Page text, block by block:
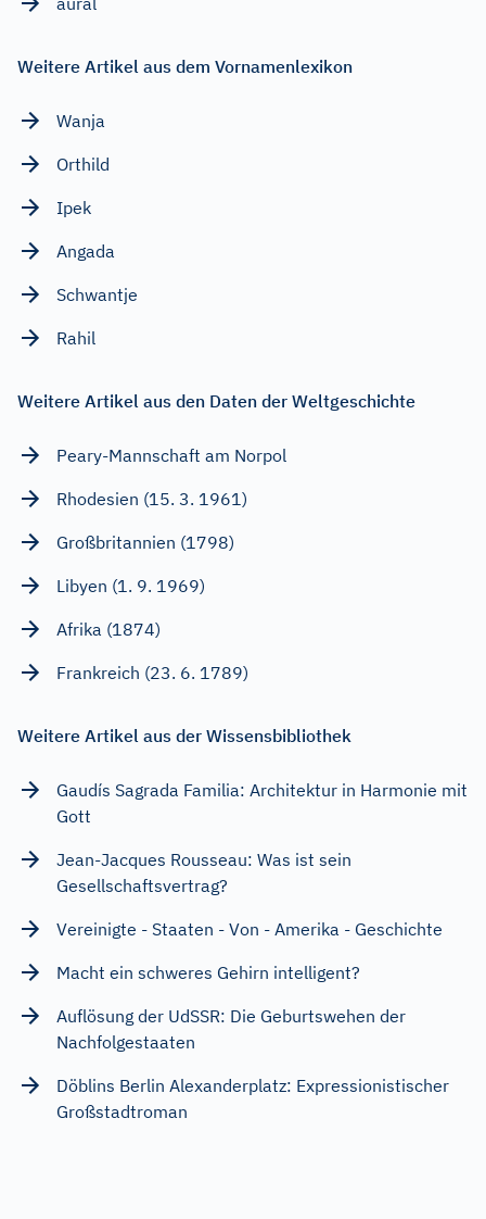
Weitere Artikel aus dem Vornamenlexikon
Wanja
Orthild
Ipek
Angada
Schwantje
Rahil
Weitere Artikel aus den Daten der Weltgeschichte
Peary-Mannschaft am Norpol
Rhodesien (15. 3. 1961)
Großbritannien (1798)
Libyen (1. 9. 1969)
Afrika (1874)
Frankreich (23. 6. 1789)
Weitere Artikel aus der Wissensbibliothek
Gaudís Sagrada Familia: Architektur in Harmonie mit
Gott
Jean-Jacques Rousseau: Was ist sein
Gesellschaftsvertrag?
Vereinigte - Staaten - Von - Amerika - Geschichte
Macht ein schweres Gehirn intelligent?
Auflösung der UdSSR: Die Geburtswehen der
Nachfolgestaaten
Döblins Berlin Alexanderplatz: Expressionistischer
Großstadtroman